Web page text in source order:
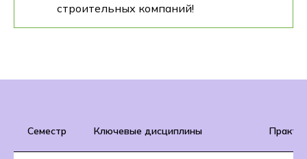
строительных компаний!
Семестр Ключевые дисциплины